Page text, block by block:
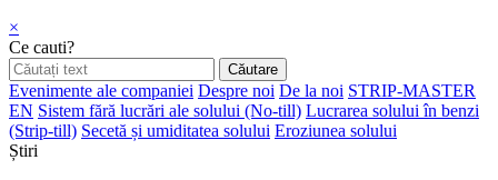
×
Ce cauti?
Evenimente ale companiei Despre noi De la noi STRIP-MASTER
EN Sistem fără lucrări ale solului (No-till) Lucrarea solului în benzi
(Strip-till) Secetă și umiditatea solului Eroziunea solului
Știri